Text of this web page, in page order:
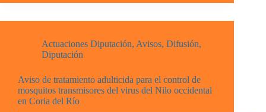
Actuaciones Diputación, Avisos, Difusión,
Diputación
Aviso de tratamiento adulticida para el control de
mosquitos transmisores del virus del Nilo occidental
en Coria del Río